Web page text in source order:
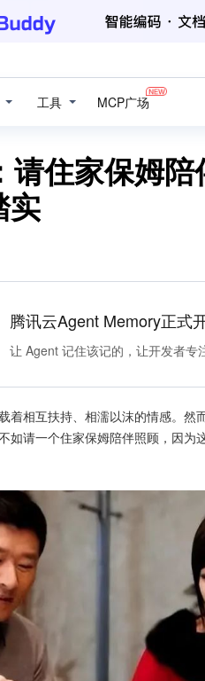
工具 MCP广场
请住家保姆
实
腾讯云Agent Memory正式
让 Agent 记住该记的，让开发者专
着相互扶持、相濡以沫的情感。
请一个住家保姆陪伴照顾，因为